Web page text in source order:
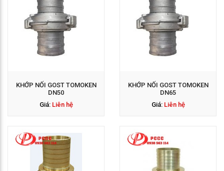
KHỚP NỐI GOST TOMOKEN
DN50
Giá: Liên hệ
GỌI NGAY: 0938 563
114
KHỚP NỐI GOST TOMOKEN
DN65
Giá: Liên hệ